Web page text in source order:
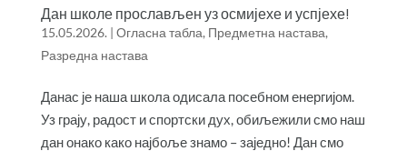
Дан школе прослављен уз осмијехе и успјехе!
15.05.2026. | Огласна табла, Предметна настава,
Разредна настава
Данас је наша школа одисала посебном енергијом.
Уз грају, радост и спортски дух, обиљежили смо наш
дан онако како најбоље знамо – заједно! Дан смо